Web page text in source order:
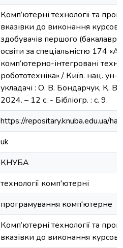
Комп’ютерні технології та
вказівки до виконання
здобувачів першого
освіти за спеціальністю 174
комп’ютерно-інтегровані
робототехніка» / Київ. нац. ун-т
укладачі : О. В. Бондарчук, К.
2024. – 12 с. - Бібліогр. : с. 9.
https://repositary.knuba.edu.ua/
uk
КНУБА
технології комп'ютерні
програмування комп'ютерне
Комп’ютерні технології та
вказівки до виконання